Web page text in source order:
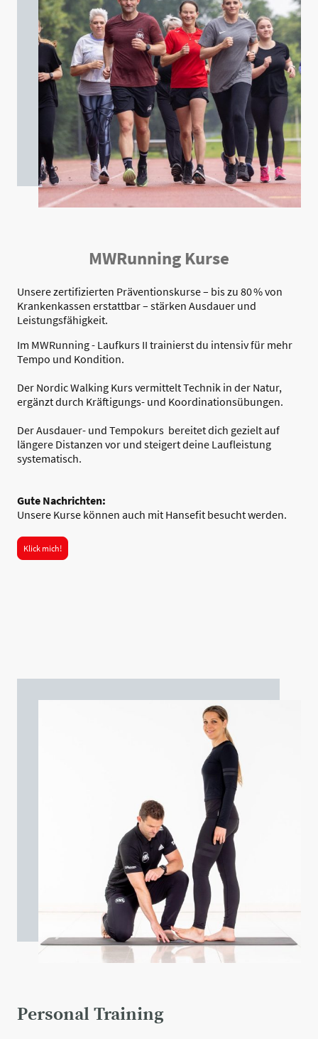
MWRunning Kurse
Unsere zertifizierten Präventionskurse – bis zu 80 % von
Krankenkassen erstattbar – stärken Ausdauer und
Leistungsfähigkeit.
Im MWRunning - Laufkurs II trainierst du intensiv für mehr
Tempo und Kondition.
Der Nordic Walking Kurs vermittelt Technik in der Natur,
ergänzt durch Kräftigungs- und Koordinationsübungen.
DerAusdauer- und Tempokurs bereitet dich gezielt auf
längere Distanzen vor und steigert deine Laufleistung
systematisch.
Gute Nachrichten:
Unsere Kurse können auch mit Hansefit besucht werden.
Klick mich!
Personal Training